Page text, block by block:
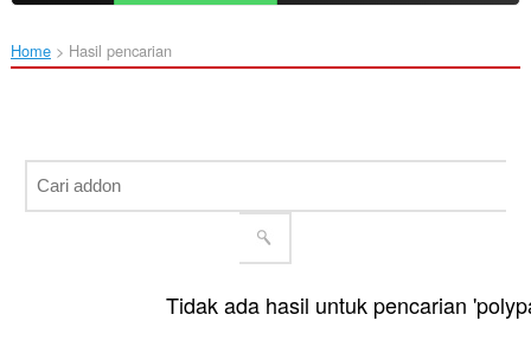
Home Hasil pencarian
Tidak ada hasil untuk pencarian